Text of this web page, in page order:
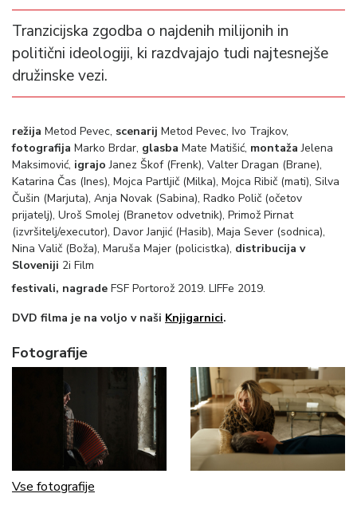
Tranzicijska zgodba o najdenih milijonih in
politični ideologiji, ki razdvajajo tudi najtesnejše
družinske vezi.
režija Metod Pevec, scenarij Metod Pevec, Ivo Trajkov,
fotografija Marko Brdar, glasba Mate Matišić, montažaJelena
Maksimović, igrajoJanez Škof (Frenk), Valter Dragan (Brane),
Katarina Čas (Ines), Mojca Partljič (Milka), Mojca Ribič (mati), Silva
Čušin (Marjuta), Anja Novak (Sabina), Radko Polič (očetov
prijatelj), Uroš Smolej (Branetov odvetnik), Primož Pirnat
(izvršitelj/executor), Davor Janjić (Hasib), Maja Sever (sodnica),
Nina Valič (Boža), Maruša Majer (policistka), distribucija v
Sloveniji 2i Film
festivali, nagrade FSF Portorož 2019. LIFFe 2019.
DVD filma je na voljo v naši Knjigarnici.
Fotografije
Vse fotografije